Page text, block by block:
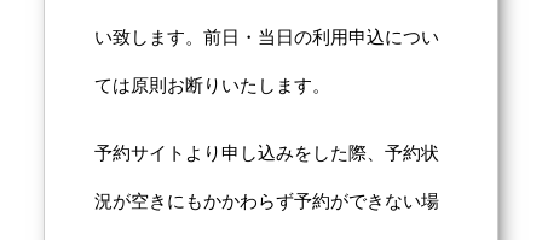
い致します。前日・当日の利用申込につい
ては原則お断りいたします。
予約サイトより申し込みをした際、予約状
況が空きにもかかわらず予約ができない場